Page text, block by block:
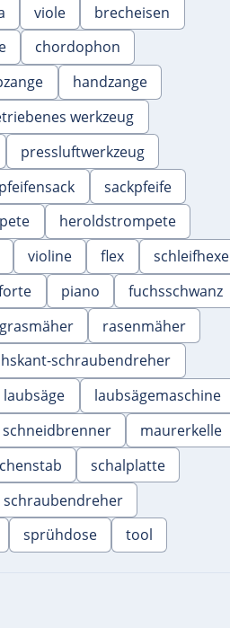
viole
brecheisen
chordophon
handzange
werkzeug
pressluftwerkzeug
pfeifensack
sackpfeife
heroldstrompete
violine flex
schleifhexe
piano
fuchsschwanz
grasmäher
rasenmäher
schraubendreher
laubsäge
laubsägemaschine
schneidbrenner
maurerkelle
schalplatte
schraubendreher
sprühdose tool